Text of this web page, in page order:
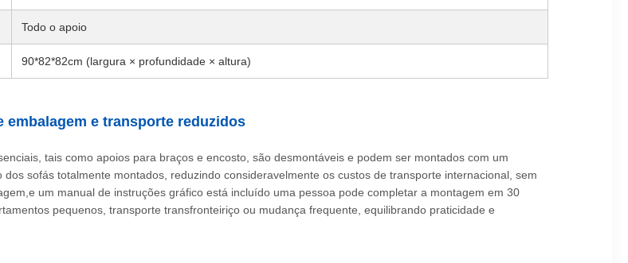
Todo o apoio
90*82*82cm (largura × profundidade × altura)
e transporte reduzidos
tais como apoios para braços e encosto, são desmontáveis e podem ser montados com um
sofás totalmente montados, reduzindo consideravelmente os custos de transporte internacional, sem
um manual de instruções gráfico está incluído uma pessoa pode completar a montagem em 30
pequenos, transporte transfronteiriço ou mudança frequente, equilibrando praticidade e